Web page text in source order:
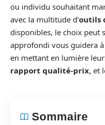
ou individu souhaitant
avec la multitude d’outils
disponibles, le choix peut
approfondi vous guidera
en mettant en lumière
rapport qualité-prix, et
Sommaire